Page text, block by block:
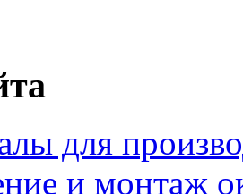
для
и монтаж